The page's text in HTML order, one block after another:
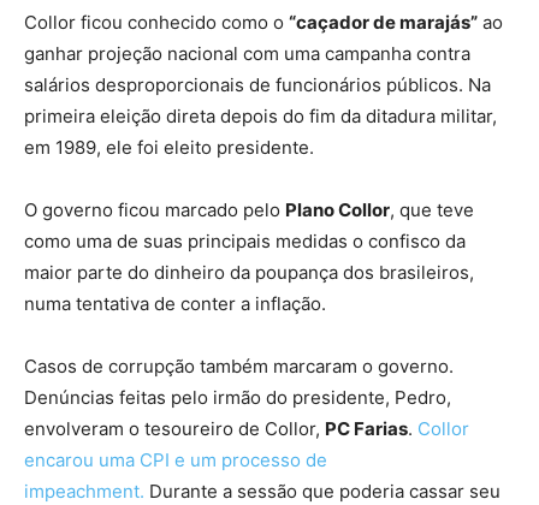
Collor ficou conhecido como o “caçador de marajás” ao
ganhar projeção nacional com uma campanha contra
salários desproporcionais de funcionários públicos. Na
primeira eleição direta depois do fim da ditadura militar,
em 1989, ele foi eleito presidente.
O governo ficou marcado pelo Plano Collor, que teve
como uma de suas principais medidas o confisco da
maior parte do dinheiro da poupança dos brasileiros,
numa tentativa de conter a inflação.
Casos de corrupção também marcaram o governo.
Denúncias feitas pelo irmão do presidente, Pedro,
envolveram o tesoureiro de Collor, PC Farias. Collor
encarou uma CPI e um processo de
impeachment. Durante a sessão que poderia cassar seu